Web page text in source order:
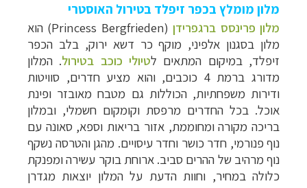
מלון מומלץ בכפר זיפלד בטירול האוסטרי
מלון פרינסס ברגפרידן (Princess Bergfrieden) הו
א
מלון בסגנון אלפיני, מוקף כר דשא ירוק, בלב הכפר
זיפלד, במיקום המתאי​ם לטיולי כוכב בטירול. המלון
מדורג ברמת 4 כוכבים, והוא מציע חדרים, סוויטות
ודירות משפחתיות, הכוללות גם מטבח מאובזר ופינת
אוכל. בכל החדרים מרפסת וקומקום חשמלי, ובמלון
בריכה מקורה ומחוממת, אזור בריאות וספא, סאונה עם
נוף פנורמי, חדר כושר וחדר עיסויים. מהגן והטרסה נשקף
נוף מרהיב של ההרים סביב. ארוחת בוקר עשירה ומפנקת
כלולה במחיר, וחוות הדעת על המלון יוצאות מגדרן